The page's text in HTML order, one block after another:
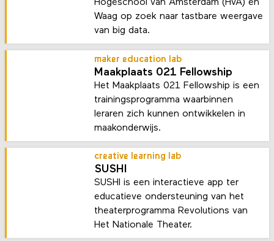
Hogeschool van Amsterdam (HvA) en
Waag op zoek naar tastbare weergave
van big data.
maker education lab
Maakplaats 021 Fellowship
Het Maakplaats 021 Fellowship is een
trainingsprogramma waarbinnen
leraren zich kunnen ontwikkelen in
maakonderwijs.
creative learning lab
SUSHI
SUSHI is een interactieve app ter
educatieve ondersteuning van het
theaterprogramma Revolutions van
Het Nationale Theater.